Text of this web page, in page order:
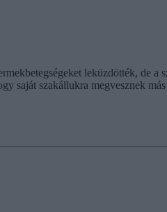
leküzdötték, de a
saját szakállukra megvesznek